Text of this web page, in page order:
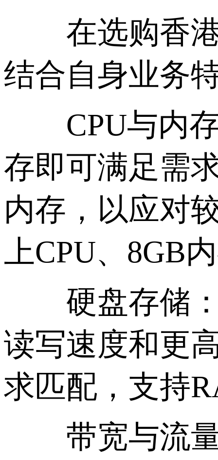
在选购香港
结合自身业务
CPU与内存
存即可满足需
内存，以应对
上CPU、8GB
硬盘存储：
读写速度和更
求匹配，支持
带宽与流量